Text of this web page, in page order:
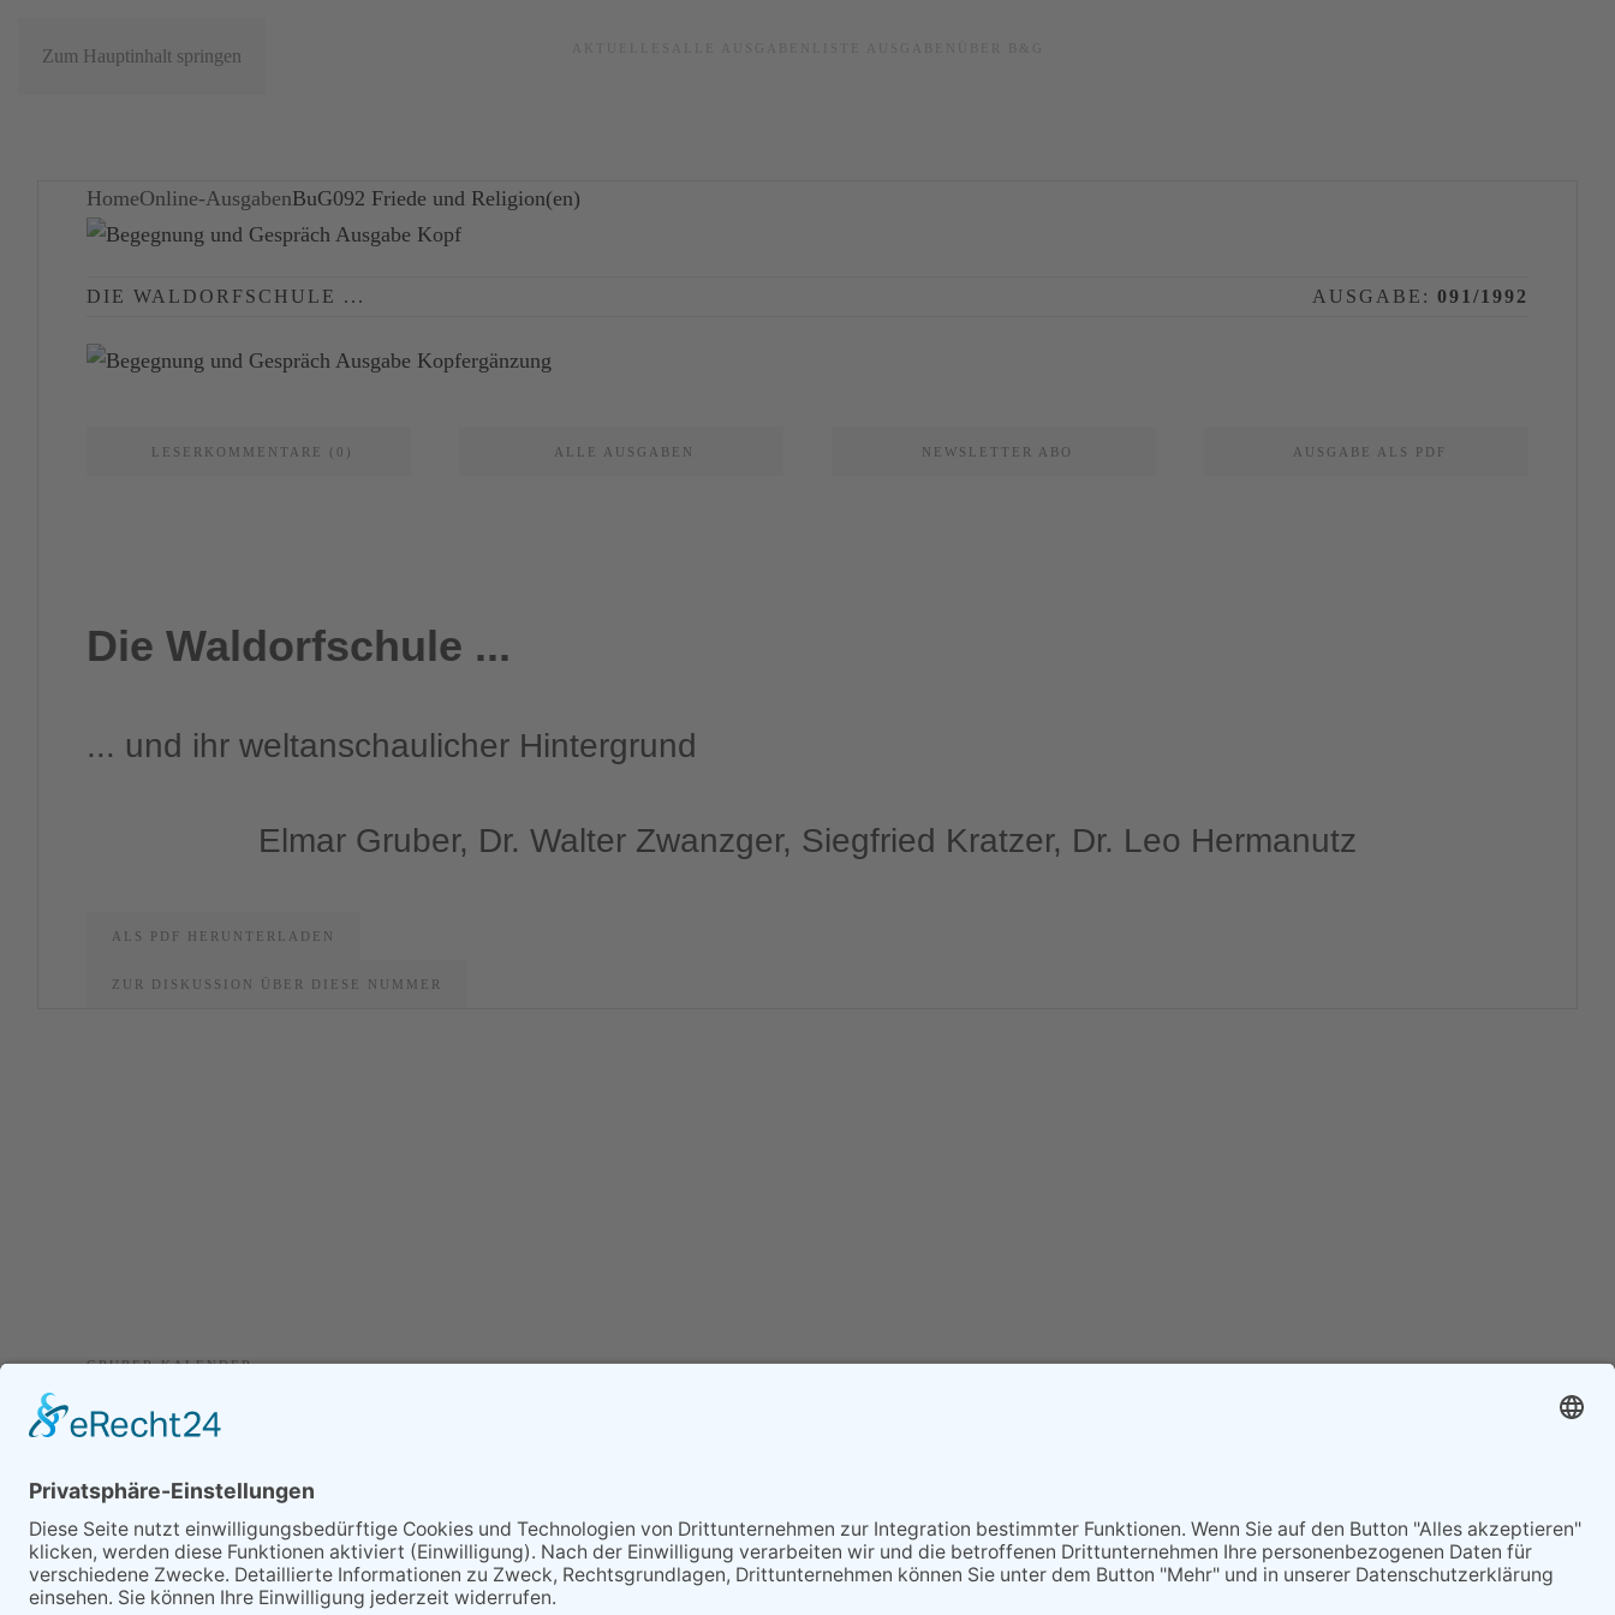
Zum Hauptinhalt springen
HomeOnline-AusgabenBuG092 Friede und Religion(en)
DIE WALDORFSCHULE ... AUSGABE: 091/1992
LESERKOMMENTARE (0) ALLE AUSGABEN NEWSLETTER ABO AUSGABE ALS PDF
Die Waldorfschule ...
... und ihr weltanschaulicher Hintergrund
Elmar Gruber, Dr. Walter Zwanzger, Siegfried Kratzer, Dr. Leo Hermanutz
ALS PDF HERUNTERLADEN
ZUR DISKUSSION ÜBER DIESE NUMMER
GRUBER-KALENDER
DATENSCHUTZ
PARTNER - LINKS
LOGIN